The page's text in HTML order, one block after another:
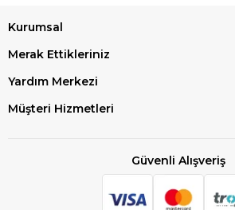
Kurumsal
Merak Ettikleriniz
Yardım Merkezi
Müşteri Hizmetleri
Güvenli Alışveriş